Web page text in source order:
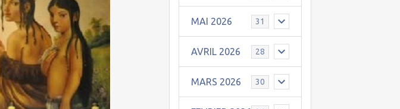
MAI 2026 31
AVRIL 2026 28
MARS 2026 30